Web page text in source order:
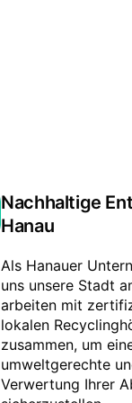
Nachhaltige
Hanau
Als Hanauer
uns unsere Stadt
arbeiten mit
lokalen
zusammen, um
umweltgerechte
Verwertung Ihrer